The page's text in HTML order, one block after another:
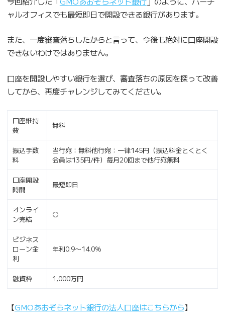
ャルオフィスでも最短即日で開設できる銀行があります。
また、一度審査落ちしたからと言って、今後も絶対に口座開設
できないわけではありません。
口座を開設しやすい銀行を選び、審査落ちの原因を探って改善
してから、再度チャレンジしてみてください。
口座維持
費
無料
振込手数
料
当行宛：無料他行宛：一律145円（振込料金とくとく
会員は135円/件）毎月20回まで他行宛無料
口座開設
時間
最短即日
オンライ
ン完結
〇
ビジネス
ローン金
利
年利0.9〜14.0％
融資枠 1,000万円
【GMOあおぞらネット銀行の法人口座はこちらから】